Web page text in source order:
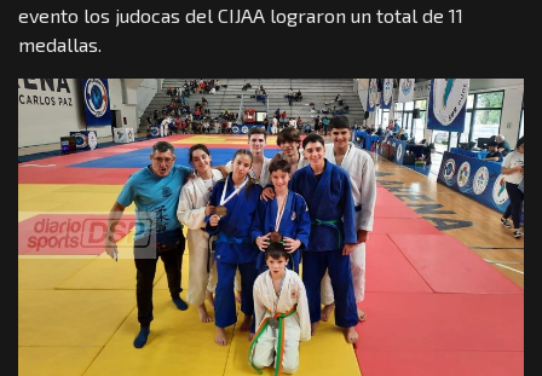
evento los judocas del CIJAA lograron un total de 11
medallas.